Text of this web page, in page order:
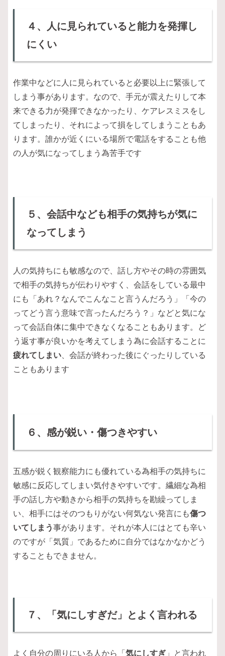
４、人に見られていると能力を発揮し
にくい
作業中などに人に見られていると必要以上に緊張して
しまう事があります。なので、手元が震えたりして本
来できる力が発揮できなかったり、ケアレスミスをし
てしまったり、それによって損をしてしまうこともあ
ります。誰かが近くにいる場所で電話をすることも他
の人が気になってしまう為苦手です
５、会話中なども相手の気持ちが気に
なってしまう
人の気持ちにも敏感なので、話し方やその時の雰囲気
で相手の気持ちが伝わりやすく、会話をしている最中
にも「あれ？なんでこんなこと言うんだろう」「今の
ってどう言う意味で言ったんだろう？」などと気にな
って会話自体に集中できなくなることもあります。ど
う返す事が良いかを考えてしまう為に会話することに
疲れてしまい 、会話が終わった後にぐったりしている
こともあります
６、感が鋭い・傷つきやすい
五感が鋭く観察能力にも優れている為相手の気持ちに
敏感に反応してしまい気付きやすいです。繊細な為相
手の話し方や動きから相手の気持ちを勘繰ってしま
い、相手にはそのつもりがない何気ない発言にも傷つ
いてしまう事があります。それが本人にはとても辛い
のですが「気質」であるために自分ではなかなかどう
することもできません。
７、「気にしすぎだ」とよく言われる
よく自分の周りにいる人から「 気にしすぎ 」と言われ